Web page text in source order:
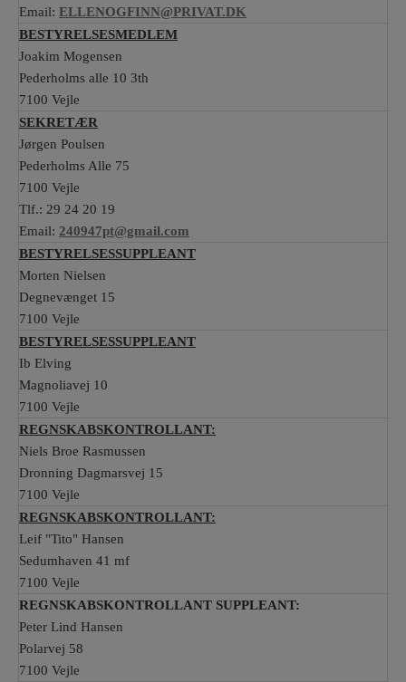
Email: ELLENOGFINN@PRIVAT.DK
BESTYRELSESMEDLEM
Joakim Mogensen
Pederholms alle 10 3th
7100 Vejle
SEKRETÆR
Jørgen Poulsen
Pederholms Alle 75
7100 Vejle
Tlf.: 29 24 20 19
Email: 240947pt@gmail.com
BESTYRELSESSUPPLEANT
Morten Nielsen
Degnevænget 15
7100 Vejle
BESTYRELSESSUPPLEANT
Ib Elving
Magnoliavej 10
7100 Vejle
REGNSKABSKONTROLLANT:
Niels Broe Rasmussen
Dronning Dagmarsvej 15
7100 Vejle
REGNSKABSKONTROLLANT:
Leif "Tito" Hansen
Sedumhaven 41 mf
7100 Vejle
REGNSKABSKONTROLLANT SUPPLEANT:
Peter Lind Hansen
Polarvej 58
7100 Vejle